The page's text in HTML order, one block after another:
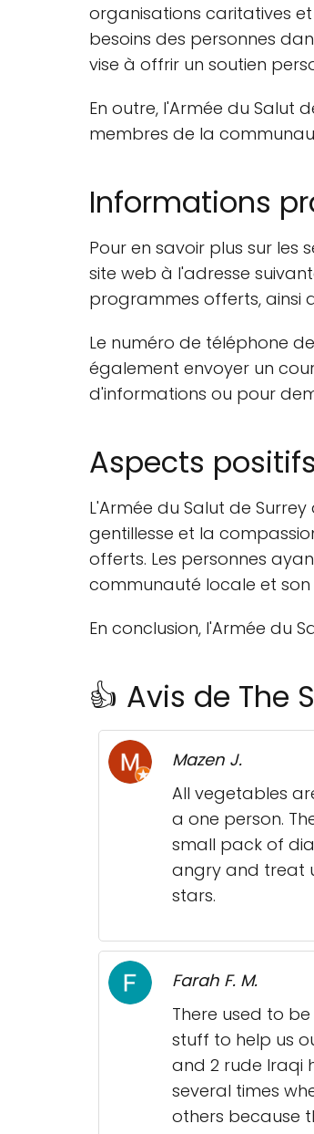
organisations caritatives
besoins des personnes
vise à offrir un soutien
En outre, l'Armée du Salut
membres de la
Informations
Pour en savoir plus sur les
site web à l'adresse
programmes offerts, ainsi
Le numéro de téléphone
également envoyer un
d'informations ou pour
Aspects
L'Armée du Salut de
gentillesse et la
offerts. Les personnes
communauté locale et
En conclusion, l'Armée du
👍 Avis de The
Mazen J.
All vegetables
a one person.
small pack of
angry and treat
stars.
Farah F. M.
There used to
stuff to help us
and 2 rude Iraqi
several times
others because